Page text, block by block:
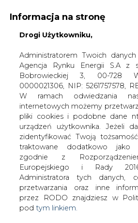
KONTAKT:
WYDAWCA PORTALU:
WYSOKI KONTRAST
WŁĄCZ CIRE.TV
Informacja na stronę
Drogi Użytkowniku,
Administratorem Twoich
Agencja Rynku Energii S.A z
Bobrowieckiej 3, 00-728
0000021306, NIP: 5261757578,
W ramach odwiedzania
internetowych możemy
pliki cookies i podobne dane
urządzeń użytkownika. Jeżeli
zidentyfikować Twoją
traktowane dodatkowo jako
zgodnie z
Europejskiego i Rady
Administratora tych danych,
przetwarzania oraz inne
przez RODO znajdziesz w
pod tym linkiem.